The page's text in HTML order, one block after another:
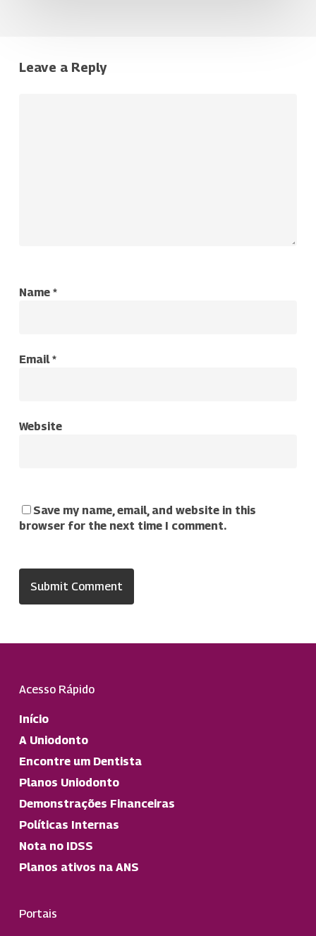
Leave a Reply
Name *
Email*
Website
Save my name, email, and website in this
browser for the next time I comment.
Acesso Rápido
Início
A Uniodonto
Encontre um Dentista
Planos Uniodonto
Demonstrações Financeiras
Políticas Internas
Nota no IDSS
Planos ativos na ANS
Portais